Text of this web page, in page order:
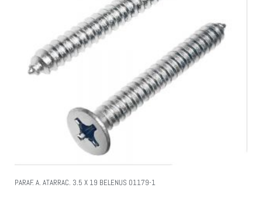
PARAF. A. ATARRAC. 3.5 X 19 BELENUS 01179-1